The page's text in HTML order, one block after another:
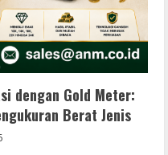
dengan Gold Meter:
Berat Jenis